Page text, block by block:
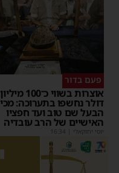
פעם בדור
אוצרות בשווי כ־100 מיליון
דולר נחשפו בתערוכה: מכיפת
הבעל שם טוב ועד חפציו
האישיים של הרב עובדיה
יוסי יחזקאלי |
16:34